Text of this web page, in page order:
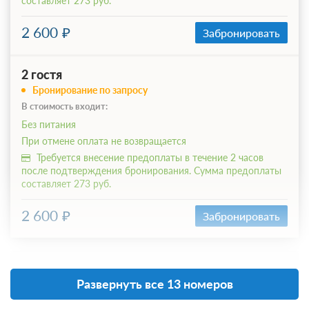
2 600 Забронировать
2 гостя
Бронирование по запросу
В стоимость входит:
Без питания
При отмене оплата не возвращается
Требуется внесение предоплаты в течение 2 часов
после подтверждения бронирования. Сумма предоплаты
составляет 273 руб.
2 600 Забронировать
Развернуть все 13 номеров